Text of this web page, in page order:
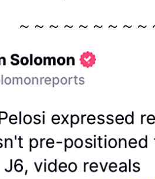
～～～～～～～～～